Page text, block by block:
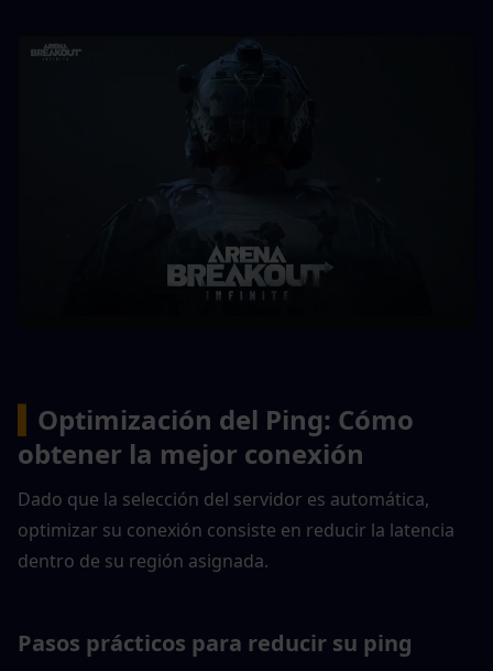
Optimización del Ping: Cómo
obtener la mejor conexión
Dado que la selección del servidor es automática,
optimizar su conexión consiste en reducir la latencia
dentro de su región asignada.
Pasos prácticos para reducir su ping